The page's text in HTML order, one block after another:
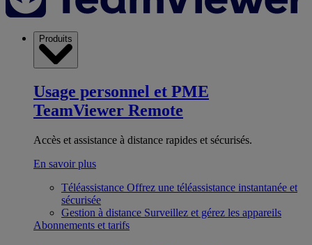
Produits
Usage personnel et PME
TeamViewer Remote
Accès et assistance à distance rapides et sécurisés.
En savoir plus
Téléassistance Offrez une téléassistance instantanée et
sécurisée
Gestion à distance Surveillez et gérez les appareils
Abonnements et tarifs